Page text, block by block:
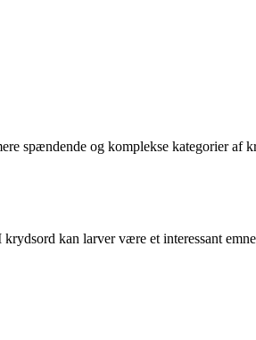
spændende og komplekse kategorier af
kan larver være et interessant